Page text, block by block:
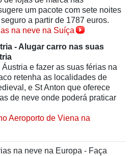
um pacote com sete noites
a partir de 1787 euros.
na neve na Suíça
- Alugar carro nas suas
e fazer as suas férias na
retenha as localidades de
e St Anton que oferece
de neve onde poderá praticar
Aeroporto de Viena na
na neve na Europa - Faça